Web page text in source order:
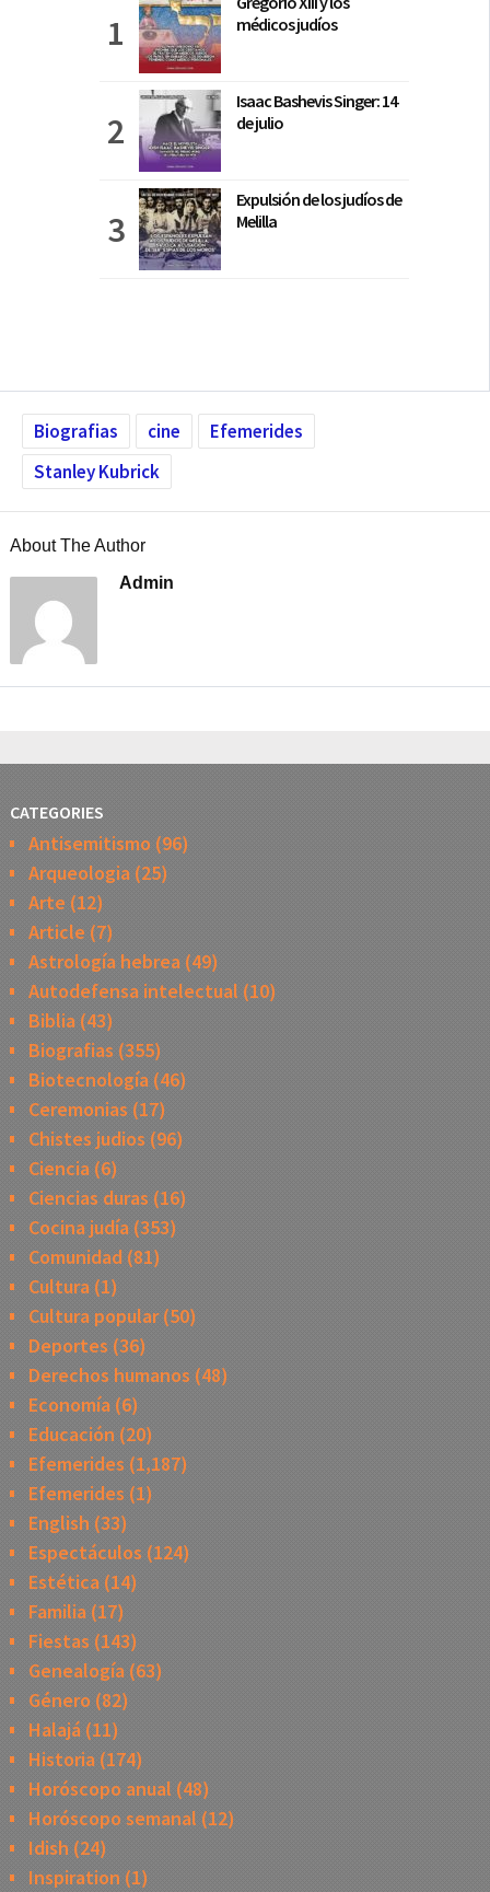
médicos judíos
Isaac Bashevis Singer: 14
de julio
Expulsión de los judíos de
Melilla
Biografias cine
Efemerides
Stanley Kubrick
About The Author
Admin
CATEGORIES
Antisemitismo (96)
Arqueologia(25)
Arte (12)
Article (7)
Astrología hebrea(49)
Autodefensa intelectual (10)
Biblia(43)
Biografias (355)
Biotecnología(46)
Ceremonias (17)
Chistes judios (96)
Ciencia(6)
Ciencias duras (16)
Cocina judía(353)
Comunidad(81)
Cultura(1)
Cultura popular(50)
Deportes (36)
Derechos humanos (48)
Economía(6)
Educación (20)
Efemerides (1,187)
Efemerides (1)
English (33)
Espectáculos (124)
Estética(14)
Familia(17)
Fiestas (143)
Genealogía(63)
Género (82)
Halajá(11)
Historia(174)
Horóscopo anual (48)
Horóscopo semanal (12)
Idish (24)
Inspiration (1)